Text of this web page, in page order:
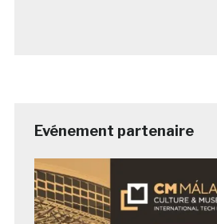
Evénement partenaire